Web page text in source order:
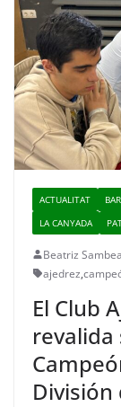
ACTUALITAT
LA CANYADA
Beatriz
ajedrez,
El Club